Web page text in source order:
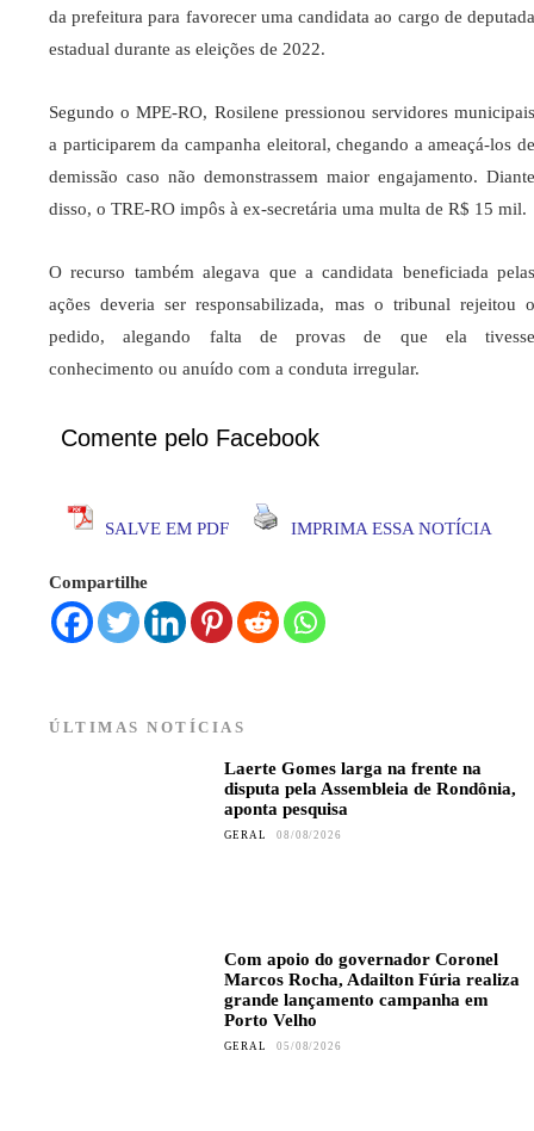
da prefeitura para favorecer uma candidata ao cargo de deputada
estadual durante as eleições de 2022.
Segundo o MPE-RO, Rosilene pressionou servidores municipais
a participarem da campanha eleitoral, chegando a ameaçá-los de
demissão caso não demonstrassem maior engajamento. Diante
disso, o TRE-RO impôs à ex-secretária uma multa de R$ 15 mil.
O recurso também alegava que a candidata beneficiada pelas
ações deveria ser responsabilizada, mas o tribunal rejeitou o
pedido, alegando falta de provas de que ela tivesse
conhecimento ou anuído com a conduta irregular.
Comente pelo Facebook
SALVE EM PDF IMPRIMA ESSA NOTÍCIA
Compartilhe
ÚLTIMAS NOTÍCIAS
Laerte Gomes larga na frente na
disputa pela Assembleia de Rondônia,
aponta pesquisa
GERAL 08/08/2026
Com apoio do governador Coronel
Marcos Rocha, Adailton Fúria realiza
grande lançamento campanha em
Porto Velho
GERAL 05/08/2026